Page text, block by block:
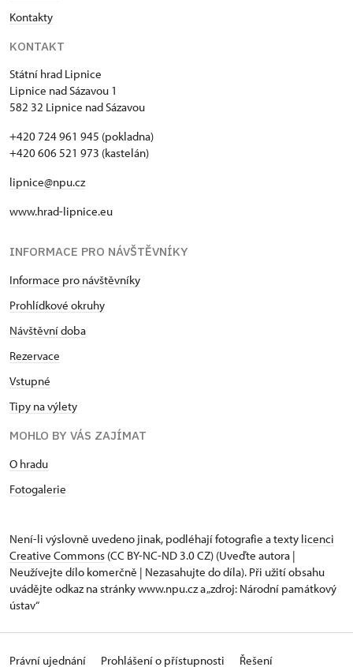
Kontakty
KONTAKT
Státní hrad Lipnice
Lipnice nad Sázavou 1
582 32 Lipnice nad Sázavou
+420 724 961 945 (pokladna)
+420 606 521 973 (kastelán)
lipnice@npu.cz
www.hrad-lipnice.eu
INFORMACE PRO NÁVŠTĚVNÍKY
Informace pro návštěvníky
Prohlídkové okruhy
Návštěvní doba
Rezervace
Vstupné
Tipy na výlety
MOHLO BY VÁS ZAJÍMAT
O hradu
Fotogalerie
Není-li výslovně uvedeno jinak, podléhají fotografie a texty licenci
Creative Commons (CC BY-NC-ND 3.0 CZ) (Uveďte autora |
Neužívejte dílo komerčně | Nezasahujte do díla). Při užití obsahu
uvádějte odkaz na stránky www.npu.cz a „zdroj: Národní památkový
ústav“
Právní ujednání Prohlášení o přístupnosti Řešení